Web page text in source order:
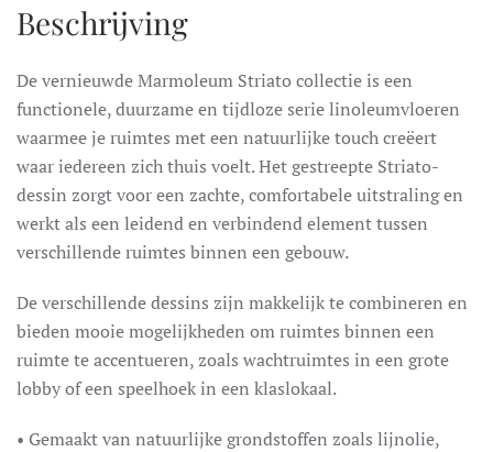
Beschrijving
De vernieuwde Marmoleum Striato collectie is een
functionele, duurzame en tijdloze serie linoleumvloeren
waarmee je ruimtes met een natuurlijke touch creëert
waar iedereen zich thuis voelt. Het gestreepte Striato-
dessin zorgt voor een zachte, comfortabele uitstraling en
werkt als een leidend en verbindend element tussen
verschillende ruimtes binnen een gebouw.
De verschillende dessins zijn makkelijk te combineren en
bieden mooie mogelijkheden om ruimtes binnen een
ruimte te accentueren, zoals wachtruimtes in een grote
lobby of een speelhoek in een klaslokaal.
• Gemaakt van natuurlijke grondstoffen zoals lijnolie,